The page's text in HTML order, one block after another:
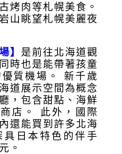
烤肉等札幌美食。
山眺望札幌美麗夜
】 是前往北海道觀
時也是能帶著孩童
質機場。 新千歲
道展示空間為概念
，包含甜點、海鮮
店。 此外，國際
還能買到許多北海
日本特色的伴手
。